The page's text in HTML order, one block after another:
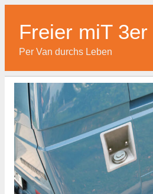
Skip
contentFreier miT 3er
Per Van durchs Leben